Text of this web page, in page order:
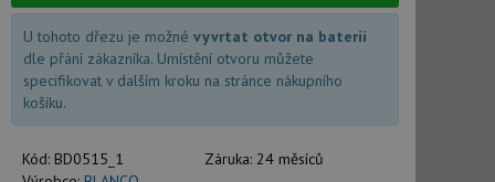
U tohoto dřezu je možné vyvrtat otvor na baterii
dle přání zákazníka. Umístění otvoru můžete
specifikovat v dalším kroku na stránce nákupního
košíku.
Kód: BD0515_1 Záruka:24 měsíců